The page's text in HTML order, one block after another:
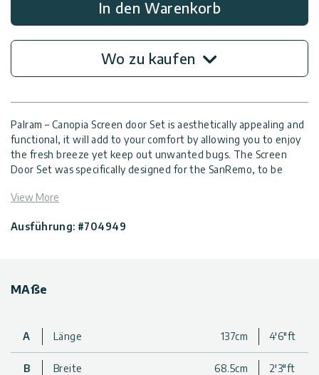
Kontaktiere
Impressum
In den Warenkorb
Wo zu kaufen
Palram – Canopia Screen door Set is aesthetically appealing and
functional, it will add to your comfort by allowing you to enjoy
the fresh breeze yet keep out unwanted bugs. The Screen
Door Set was specifically designed for the SanRemo, to be
Simply connect the pre-assembled sliding screen doors to any
Genießen Sie die frische Luft, ohne dass Insekten Sie stören
Montage: Wird vormontiert geliefert, die Türen müssen für die
• Das Set umfasst 1 Türset Ihrer Wahl
View More
Ausführung: #704949
MAße
A Länge 137cm 4'6"ft
B Breite 68.5cm 2'3"ft